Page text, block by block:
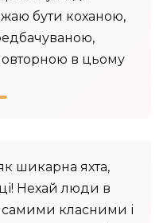
бути коханою,
в цьому
шикарна яхта,
Нехай люди в
самими класними і